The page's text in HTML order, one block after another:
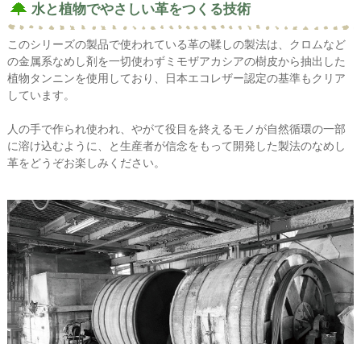
水と植物でやさしい革をつくる技術
このシリーズの製品で使われている革の鞣しの製法は、クロムなど
の金属系なめし剤を一切使わずミモザアカシアの樹皮から抽出した
植物タンニンを使用しており、日本エコレザー認定の基準もクリア
しています。
人の手で作られ使われ、やがて役目を終えるモノが自然循環の一部
に溶け込むように、と生産者が信念をもって開発した製法のなめし
革をどうぞお楽しみください。